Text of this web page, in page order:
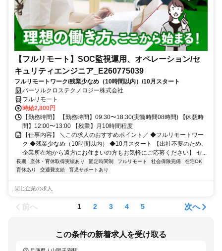
【フルリモート】SOC監視運用、オペレーション/セ
キュリティエンジニア_E260775039
フルリモートワーク/残業少なめ（10時間以内）/10月スタート
パーソルクロステクノロジー株式会社
フルリモート
時給2,800円
【勤務時間】 【勤務時間】09:30〜18:30(実働時間08時間) 【休憩時
間】12:00〜13:00 【残業】月10時間程度
【仕事内容】 ＼この求人のおすすめポイント／ ◆フルリモートワー
ク ◆残業少なめ（10時間以内） ◆10月スタート 【出社不要のため、
企業所在地から遠方にお住まいの方もお気軽にご応募ください】 セ...
長期 産休・育休取得実績あり 固定時間制 フルリモート 社会保険完備
在宅OK
育休あり
交通費支給 育児サポートあり
同じ企業の求人
前へ 1 2 3 4 5 次へ
この条件の新着求人を受け取る